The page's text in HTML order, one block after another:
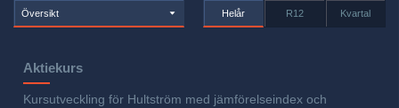
Översikt Helår R12 Kvartal
Aktiekurs
Kursutveckling för Hultström med jämförelseindex och